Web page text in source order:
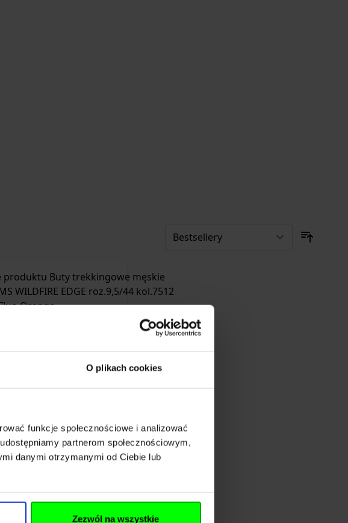
O plikach cookies
funkcje społecznościowe i analizować
partnerom społecznościowym,
danymi otrzymanymi od Ciebie lub
Zezwól na wszystkie
EDGE roz.9,5/44 kol.7512
Wallnut/Fluo Orange